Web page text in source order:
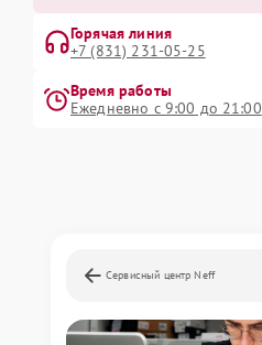
Горячая линия
+7 (831) 231-05-25
Время работы
Ежедневно с 9:00 до 21:00
Сервисный центр Neff